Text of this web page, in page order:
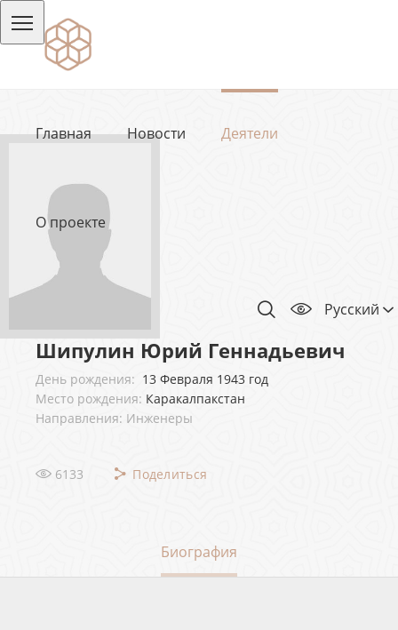
Главная Новости Деятели
О проекте
Русский
Шипулин Юрий Геннадьевич
День рождения: 13 Февраля 1943 год
Место рождения: Каракалпакстан
Направления: Инженеры
6133 Поделиться
Биография